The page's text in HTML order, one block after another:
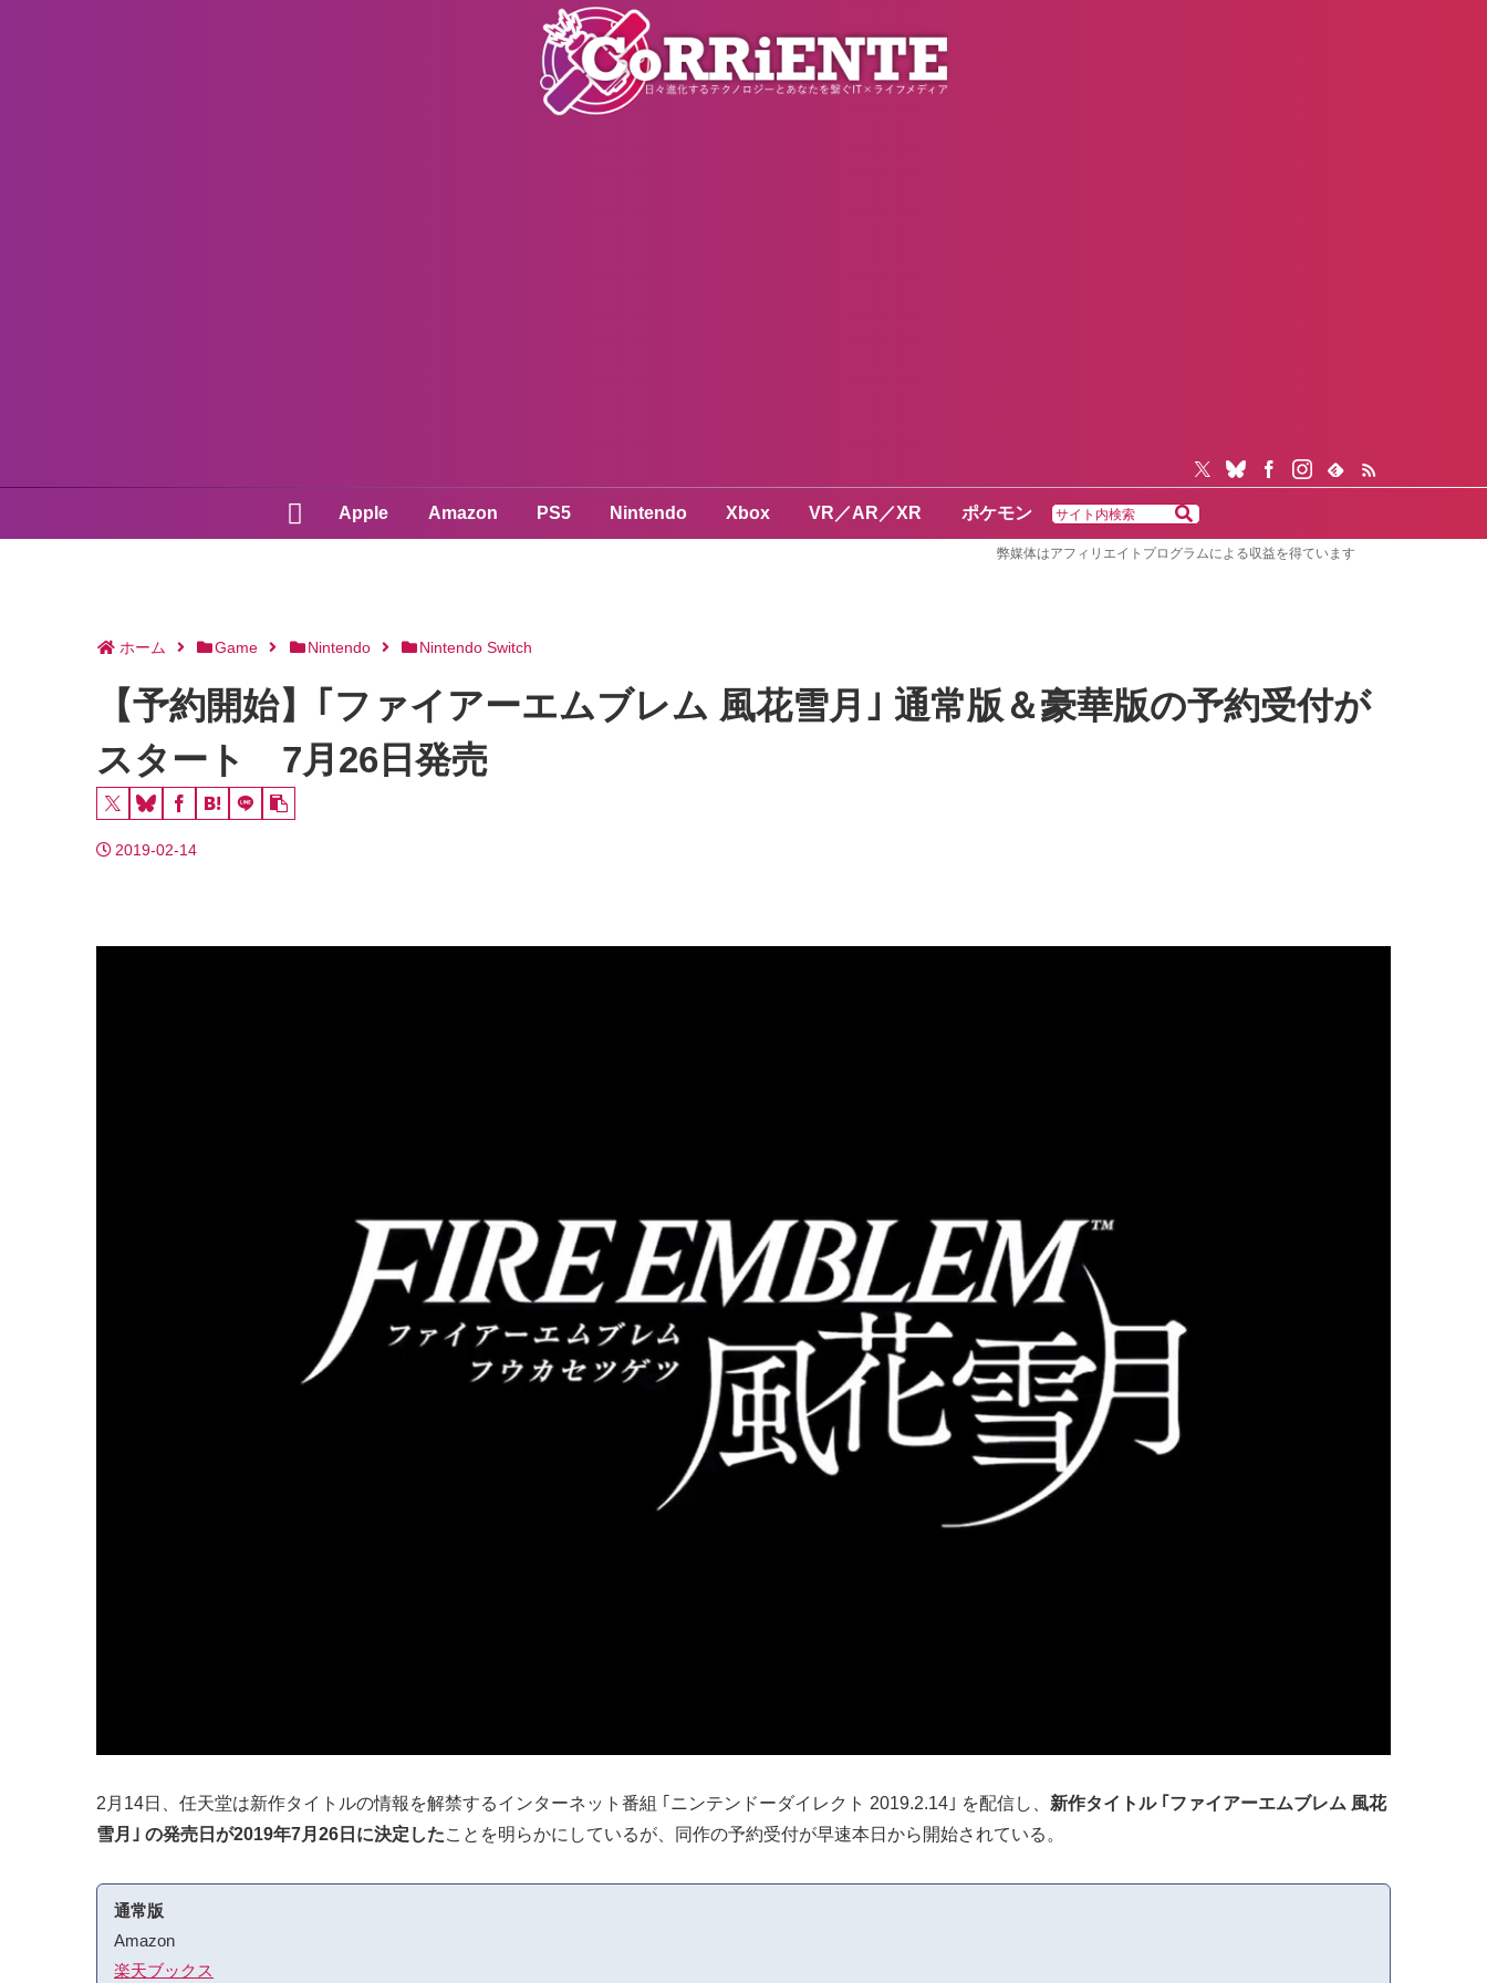
Apple Amazon PS5 Nintendo Xbox VR／AR／XR ポケモン
弊媒体はアフィリエイトプログラムによる収益を得ています
ホーム Game Nintendo Nintendo Switch
【予約開始】｢ファイアーエムブレム 風花雪月｣ 通常版＆豪華版の予約受付が
スタート 7月26日発売
2019-02-14
2月14日、任天堂は新作タイトルの情報を解禁するインターネット番組 ｢ニンテンドーダイレクト 2019.2.14｣ を配信し、 新作タイトル ｢ファイアーエムブレム 風花
雪月｣ の発売日が2019年7月26日に決定したことを明らかにしているが、同作の予約受付が早速本日から開始されている。
通常版
Amazon
楽天ブックス